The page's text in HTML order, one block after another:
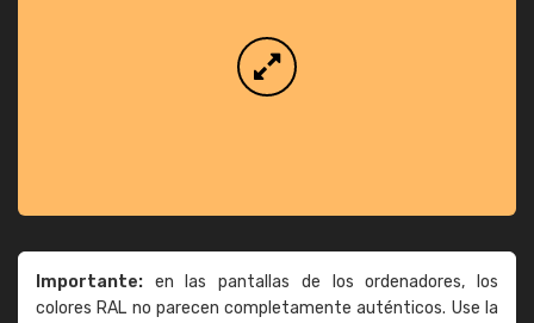
Importante: en las pantallas de los ordenadores, los
colores RAL no parecen completamente auténticos. Use la